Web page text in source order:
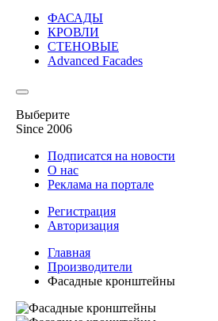
ФАСАДЫ
КРОВЛИ
СТЕНОВЫЕ
Advanced Facades
Выберите
Since 2006
Подписатся на новости
О нас
Реклама на портале
Регистрация
Авторизация
Главная
Производители
Фасадные кронштейны